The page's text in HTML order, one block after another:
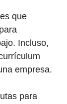
que
Incluso,
empresa.
para